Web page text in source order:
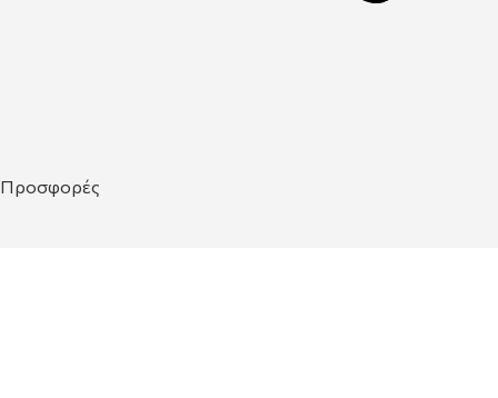
Προσφορές